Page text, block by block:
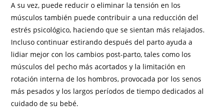
A su vez, puede reducir o eliminar la tensión en los
músculos también puede contribuir a una reducción del
estrés psicológico, haciendo que se sientan más relajados.
Incluso continuar estirando después del parto ayuda a
lidiar mejor con los cambios post-parto, tales como los
músculos del pecho más acortados y la limitación en
rotación interna de los hombros, provocada por los senos
más pesados y los largos períodos de tiempo dedicados al
cuidado de su bebé.